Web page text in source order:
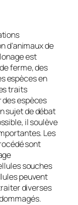
d’animaux de
est
ferme, des
espèces en
traits
espèces
sujet de débat
il soulève
Les
sont
souches
peuvent
diverses